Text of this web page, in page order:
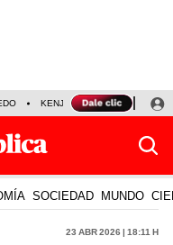
KENJI FUJIMORI
SOCIEDAD MUNDO
23 Abr 2026 | 18:11 h